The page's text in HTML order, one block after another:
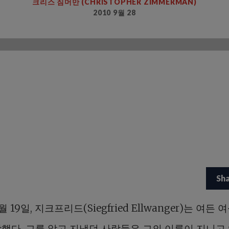
2010 9월 28
19일, 지크프리드(Siegfried Ellwanger)는 여든 여